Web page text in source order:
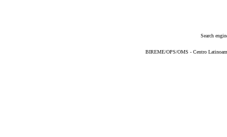
Search
BIREME/OPS/OMS - Centro